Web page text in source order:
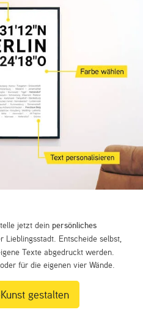
jetzt dein persönliches
Lieblingsstadt. Entscheide selbst,
Texte abgedruckt werden.
für die eigenen vier Wände.
gestalten